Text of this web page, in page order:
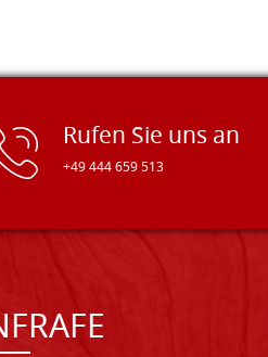
Rufen Sie uns an
+49 444 659 513